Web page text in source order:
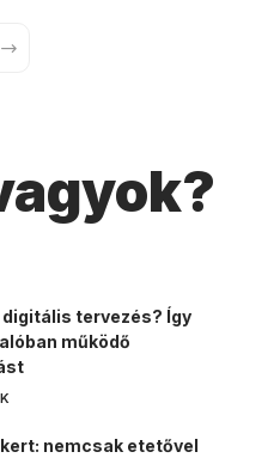
digitális tervezés? Így
működő
nemcsak etetővel